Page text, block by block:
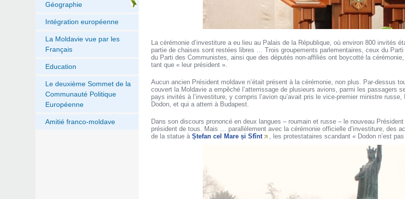
La cérémonie d’investiture a eu lieu au Palais de la République, où environ 800 invités
partie de chaises sont restées libres … Trois groupements parlementaires, ceux du
du Parti des Communistes, ainsi que des députés non-affiliés ont boycotté la
tant que « leur président ».
Aucun ancien Président moldave n’était présent à la cérémonie, non plus. Par-dessus
couvert la Moldavie a empêché l’atterrissage de plusieurs avions, parmi les passagers
pays invités à l’investiture, y compris l’avion qu’avait pris le vice-premier ministre
Dodon, et qui a atterri à Budapest.
Dans son discours prononcé en deux langues – roumain et russe – le nouveau
président de tous. Mais … parallèlement avec la cérémonie officielle d’investiture, des
de la statue à Ștefan cel Mare și Sfînt , les protestataires scandant « Dodon n’est
Géographie
Intégration européenne
La Moldavie vue par les
Français
Education
Le deuxième Sommet de la
Communauté Politique
Européenne
Amitié franco-moldave